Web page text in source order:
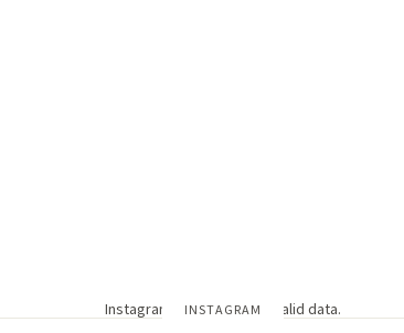
INSTAGRAM
Instagram has returned invalid data.